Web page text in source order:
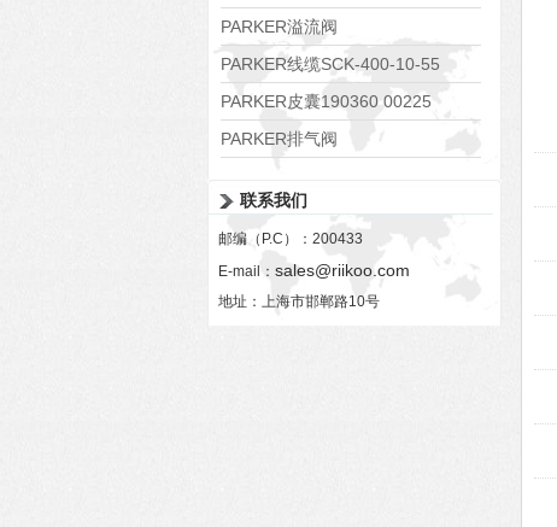
608074
PARKER溢流阀
RE06M35W2N1KWXG087
PARKER线缆SCK-400-10-55
PARKER皮囊190360 00225
PARKER排气阀
联系我们
邮编（P.C）：200433
E-mail： sales@riikoo.com
地址：上海市邯郸路10号